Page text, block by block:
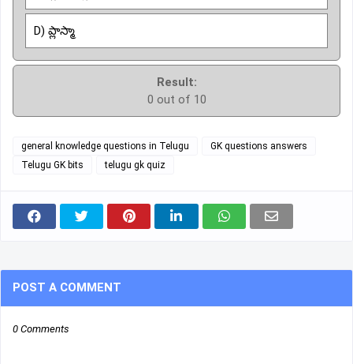
D) ప్లాస్మా
Result:
0 out of 10
general knowledge questions in Telugu
GK questions answers
Telugu GK bits
telugu gk quiz
POST A COMMENT
0 Comments